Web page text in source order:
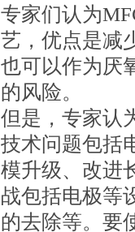
专家们认为
艺，优点是减
也可以作为厌
的风险。
但是，专家认
技术问题包括
模升级、改进
战包括电极等
的去除等。要